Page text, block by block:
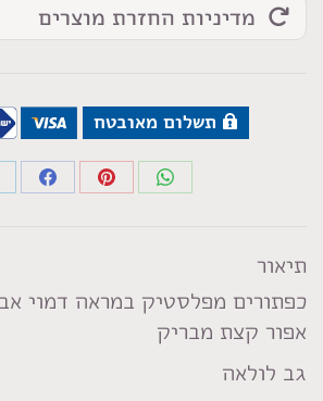
מדיניות החזרת מוצרים
תשלום מאובטח
Share
Share
Share
תיאור
כפתורים מפלסטיק במראה דמוי
אפור קצת מבריק
גב לולאה